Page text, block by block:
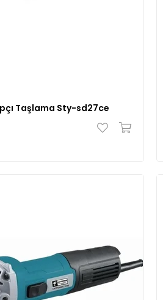
Taşlama Sty-sd27ce